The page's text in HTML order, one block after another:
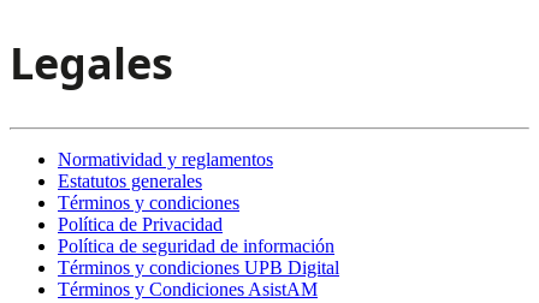
Legales
Normatividad y reglamentos
Estatutos generales
Términos y condiciones
Política de Privacidad
Política de seguridad de información
Términos y condiciones UPB Digital
Términos y Condiciones AsistAM